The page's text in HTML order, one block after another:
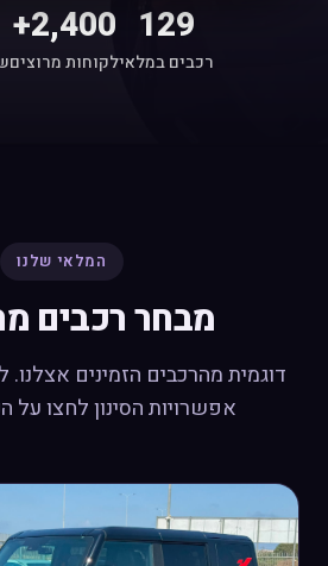
129
רכבים במלאי
2,400+
לקוחות מרוצים
המלאי שלנו
מבחר רכבים
דוגמית מהרכבים הזמינים
אפשרויות הסינון לחצו על